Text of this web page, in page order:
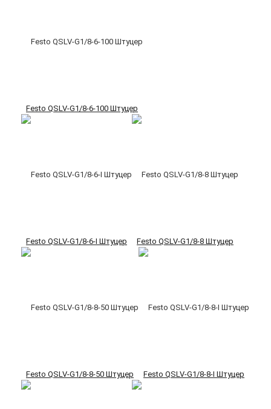
Festo QSLV-G1/8-6-100 Штуцер
Festo QSLV-G1/8-6-I Штуцер Festo QSLV-G1/8-8 Штуцер
Festo QSLV-G1/8-8-50 Штуцер Festo QSLV-G1/8-8-I Штуцер